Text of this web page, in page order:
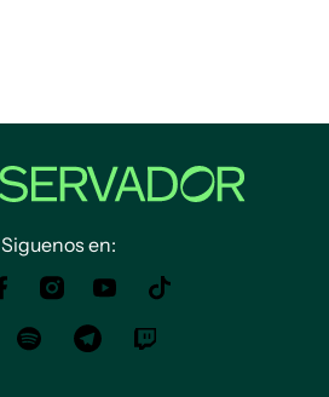
Siguenos en: